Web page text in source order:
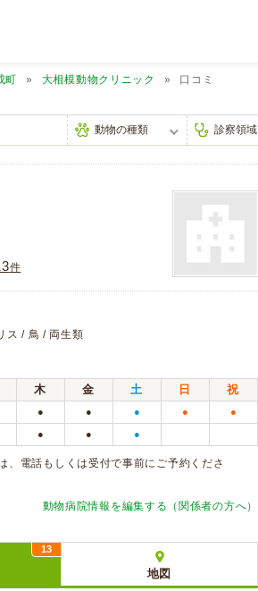
町 大相模動物クリニック 口コミ
件
ス / 鳥 / 両生類
木 金 土 日
祝
● ● ● ● ●
● ● ●
電話もしくは受付で事前にご予約くださ
動物病院情報を編集する（関係者の方へ）
13
地図